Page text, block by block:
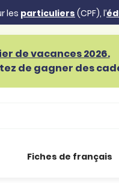
les particuliers (CPF), l’
de vacances 2026.
de gagner des
Fiches de français